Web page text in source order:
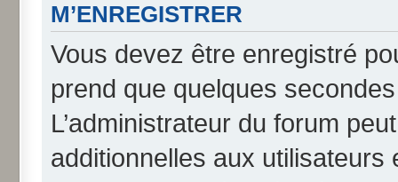
M’ENREGISTRER
Vous devez être enregistré
prend que quelques
L’administrateur du forum
additionnelles aux